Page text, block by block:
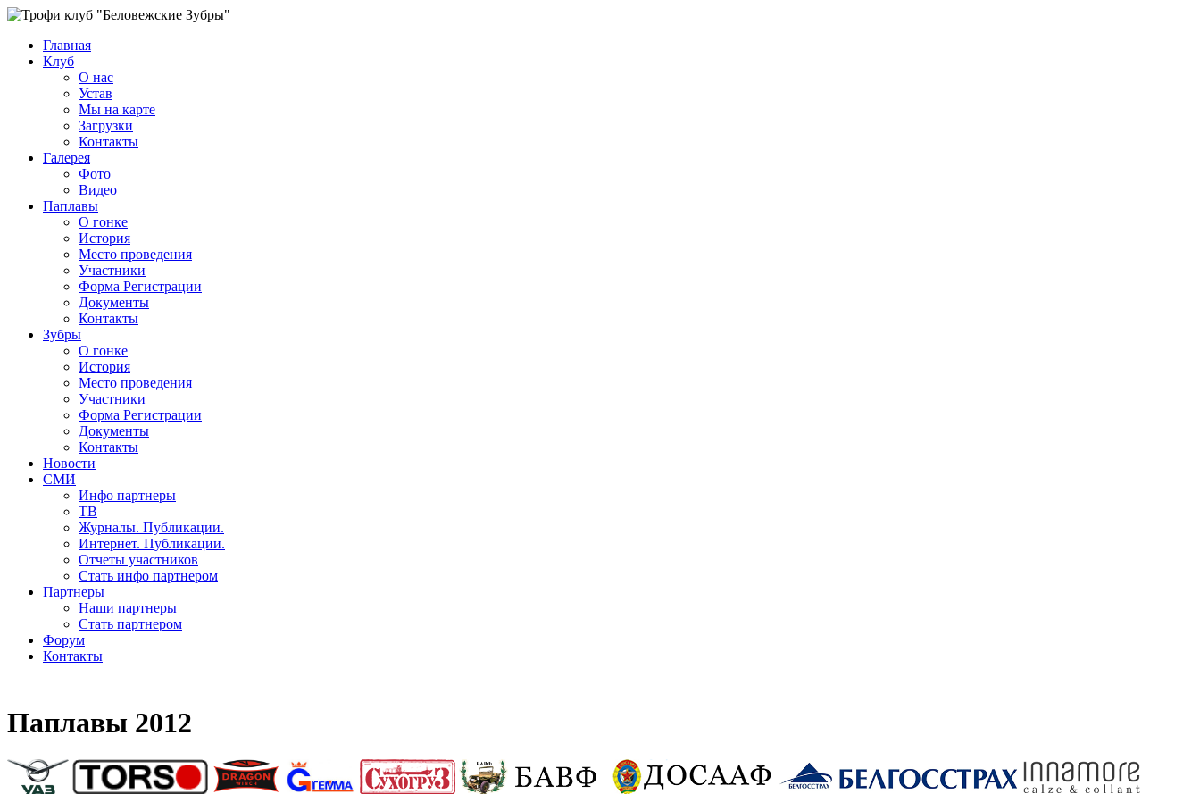
Главная
Клуб
О нас
Устав
Мы на карте
Загрузки
Контакты
Галерея
Фото
Видео
Паплавы
О гонке
История
Место проведения
Участники
Форма Регистрации
Документы
Контакты
Зубры
О гонке
История
Место проведения
Участники
Форма Регистрации
Документы
Контакты
Новости
СМИ
Инфо партнеры
ТВ
Журналы. Публикации.
Интернет. Публикации.
Отчеты участников
Стать инфо партнером
Партнеры
Наши партнеры
Стать партнером
Форум
Контакты
Паплавы 2012